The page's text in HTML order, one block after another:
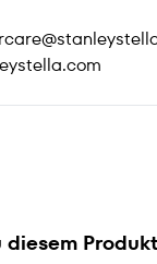
diesem Produkt